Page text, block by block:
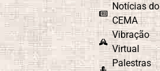
Notícias do
CEMA
Vibração
Virtual
Palestras